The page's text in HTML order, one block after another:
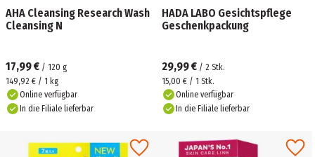
AHA Cleansing Research Wash
Cleansing N
17,99 € / 120 g
149,92 € / 1 kg
Online verfügbar
In die Filiale lieferbar
HADA LABO Gesichtspflege
Geschenkpackung
29,99 € / 2 Stk.
15,00 € / 1 Stk.
Online verfügbar
In die Filiale lieferbar